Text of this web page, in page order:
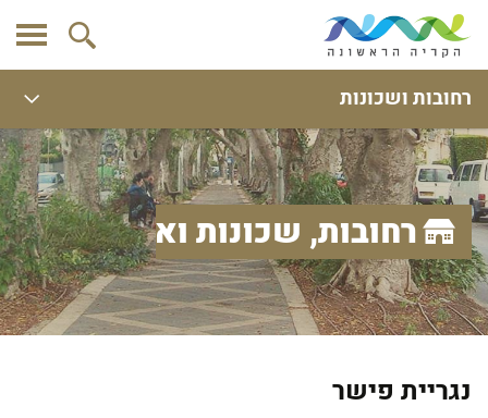
רחובות ושכונות
רחובות, שכונות ואתרים
נגריית פישר